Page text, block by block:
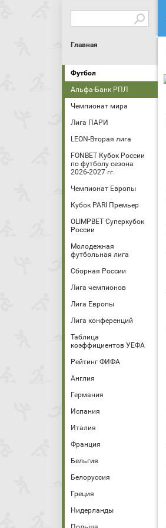
Главная
Футбол
Альфа-Банк РПЛ
Чемпионат мира
Лига ПАРИ
LEON-Вторая лига
FONBET Кубок России
по футболу сезона
2026-2027 гг.
Чемпионат Европы
Кубок PARI Премьер
OLIMPBET Суперкубок
России
Молодежная
футбольная лига
Сборная России
Лига чемпионов
Лига Европы
Лига конференций
Таблица
коэффициентов УЕФА
Рейтинг ФИФА
Англия
Германия
Испания
Италия
Франция
Бельгия
Белоруссия
Греция
Нидерланды